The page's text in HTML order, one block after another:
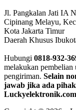
Jl. Pangkalan Jati IA
Cipinang Melayu,
Kota Jakarta Timur
Daerah Khusus
Hubungi 0818-932-
melakukan pembelian
pengiriman. Selain
jawab jika ada